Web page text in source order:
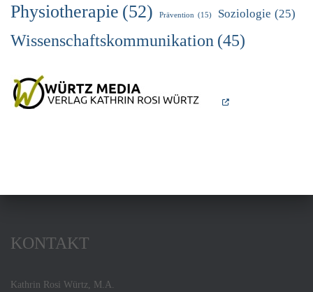
Physiotherapie (52) Prävention (15) Soziologie (25)
Wissenschaftskommunikation (45)
KONTAKT
Kathrin Rosi Würtz, M.A.